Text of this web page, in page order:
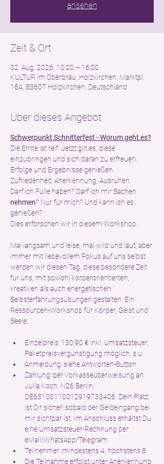
ansehen
Zeit & Ort
02. Aug. 2026, 10:00 – 16:00
KULTUR im Oberbräu, Holzkirchen, Marktpl.
18A, 83607 Holzkirchen, Deutschland
Über dieses Angebot
Schwerpunkt Schnitterfest - Worum geht es?
Die Ernte ist reif. Jetzt gilt es, diese
einzubringen und sich daran zu erfreuen.
Erfolge und Ergebnisse genießen.
Zufriedenheit, Anerkennung, Ausruhen.
Darf ich Fülle haben? Darf ich mir Sachen
nehmen? Nur für mich? Und kann ich es
genießen?
Dies erforschen wir in diesem Workshop.
Mal langsam und leise, mal wild und laut, aber
immer mit liebevollem Fokus auf uns selbst
werden wir diesen Tag, diese besondere Zeit
für uns, mit sowohl körperorientierten,
kreativen als auch energetischen
Selbsterfahrungsübungen gestalten. Ein
Ressourcen-Workshop für Körper, Geist und
Seele.
Einzelpreis: 130,90 € inkl. Umsatzsteuer,
Paketpreisvergünstigung möglich, s.u.
Anmeldung: siehe Antworten-Button
Zahlung: per Vorkasseüberweisung an
Julia Koch, N26 Berlin,
DE63100110012919733406. Dein Platz
ist Dir sicher, sobald der Geldeingang bei
mir sichtbar ist. Im Anschluss erhältst Du
eine Umsatzsteuer-Rechnung per
eMail/WhatsApp/Telegram
Teilnehmer: mindestens 4, höchstens 8
Die Teilnahme erfolgt unter Anerkennung